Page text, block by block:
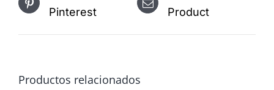
Pinterest
Product
Productos relacionados